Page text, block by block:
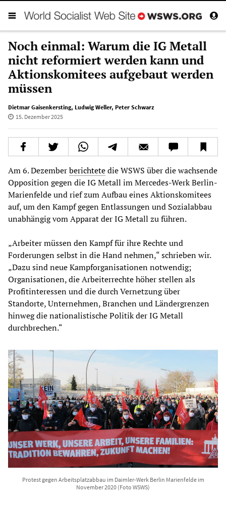
Noch einmal: Warum die IG Metall
nicht reformiert werden kann und
Aktionskomitees aufgebaut werden
müssen
Dietmar Gaisenkersting, Ludwig Weller, Peter Schwarz
15. Dezember 2025
Am 6. Dezemberberichtetedie WSWS über die wachsende
Opposition gegen die IG Metall im Mercedes-Werk Berlin-
Marienfelde und rief zum Aufbau eines Aktionskomitees
auf, um den Kampf gegen Entlassungen und Sozialabbau
unabhängig vom Apparat der IG Metall zu führen.
„Arbeiter müssen den Kampf für ihre Rechte und
Forderungen selbst in die Hand nehmen,“ schrieben wir.
„Dazu sind neue Kampforganisationen notwendig;
Organisationen, die Arbeiterrechte höher stellen als
Profitinteressen und die durch Vernetzung über
Standorte, Unternehmen, Branchen und Ländergrenzen
hinweg die nationalistische Politik der IG Metall
durchbrechen.“
Protest gegen Arbeitsplatzabbau im Daimler-Werk Berlin Marienfelde im
November 2020 (Foto WSWS)